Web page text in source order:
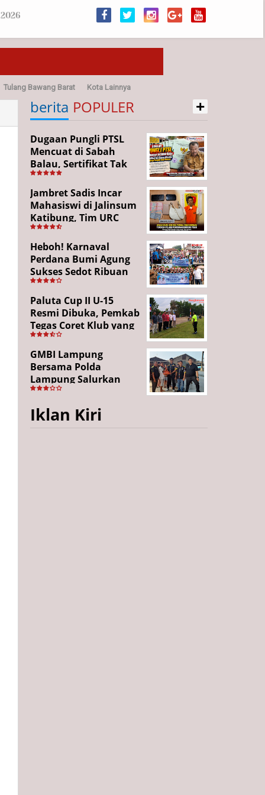
Tulang Bawang Barat Kota Lainnya
berita POPULER +
Dugaan Pungli PTSL
Mencuat di Sabah
Balau, Sertifikat Tak
Kunjung Diterima,
Warga Tempuh Jalur
Hukum
Jambret Sadis Incar
Mahasiswi di Jalinsum
Katibung, Tim URC
Ringkus Pelaku dan
Sita Barang Bukti
Heboh! Karnaval
Perdana Bumi Agung
Sukses Sedot Ribuan
Penonton, Enam
Lingkungan Tampil All
Out
Paluta Cup II U-15
Resmi Dibuka, Pemkab
Tegas Coret Klub yang
Gunakan Pemain Luar
Daerah
GMBI Lampung
Bersama Polda
Lampung Salurkan
Puluhan Paket
Bakauheni, Wujud
Iklan Kiri